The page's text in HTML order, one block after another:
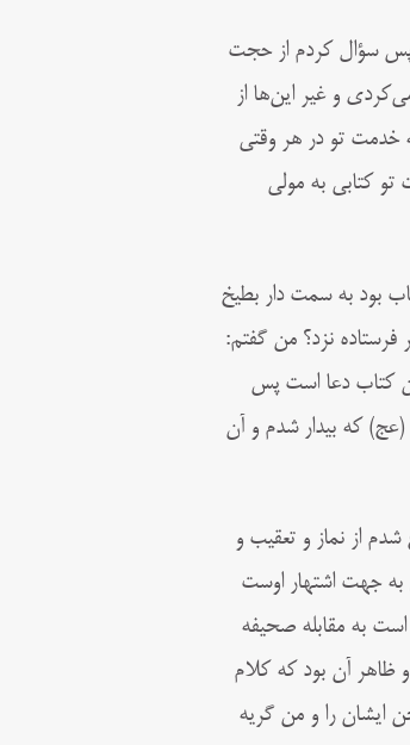
سؤال کردم از حجت
و غیر این‌ها از
خدمت تو در هر وقتى
کتابى به مولى
بود به سمت دار بطیخ
نزد؟ من گفتم:
کتاب دعا است پس
که بیدار شدم و آن
از نماز و تعقیب و
به جهت اشتهار اوست
به مقابله صحیفه
و ظاهر آن بود که کلام
ایشان را و من گریه